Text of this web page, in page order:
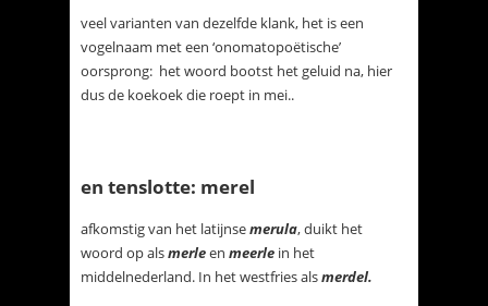
veel varianten van dezelfde klank, het is een
vogelnaam met een ‘onomatopoëtische’
oorsprong: het woord bootst het geluid na, hier
dus de koekoek die roept in mei..
en tenslotte: merel
afkomstig van het latijnsemerula, duikt het
woord op alsmerleen meerle in het
middelnederland. In het westfries alsmerdel.